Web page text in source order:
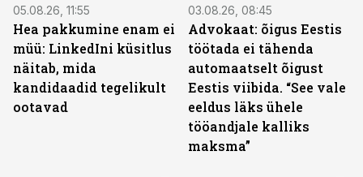
05.08.26, 11:55
Hea pakkumine enam ei
müü: LinkedIni küsitlus
näitab, mida
kandidaadid tegelikult
ootavad
03.08.26, 08:45
Advokaat: õigus Eestis
töötada ei tähenda
automaatselt õigust
Eestis viibida. “See vale
eeldus läks ühele
tööandjale kalliks
maksma”